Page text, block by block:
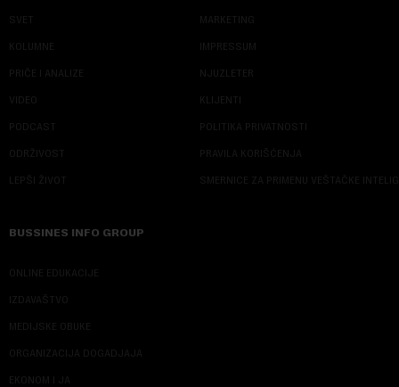
SVET
KOLUMNE
PRIČE I ANALIZE
VIDEO
PODCAST
ODRŽIVOST
LEPŠI ŽIVOT
MARKETING
IMPRESSUM
NJUZLETER
KLIJENTI
POLITIKA PRIVATNOSTI
PRAVILA KORIŠĆENJA
SMERNICE ZA PRIMENU VEŠTAČKE
BUSSINES INFO GROUP
ONLINE EDUKACIJE
IZDAVAŠTVO
MEDIJSKE OBUKE
ORGANIZACIJA DOGADJAJA
EKONOM I JA